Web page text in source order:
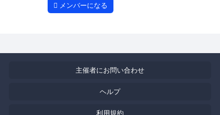
メンバーになる
主催者にお問い合わせ
ヘルプ
利用規約